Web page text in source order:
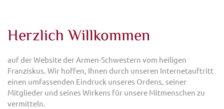
Herzlich Willkommen
auf der Website der Armen-Schwestern vom heiligen
Franziskus. Wir hoffen, Ihnen durch unseren Internetauftritt
einen umfassenden Eindruck unseres Ordens, seiner
Mitglieder und seines Wirkens für unsere Mitmenschen zu
vermitteln.